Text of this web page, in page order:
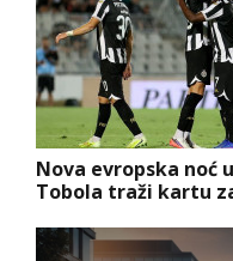
Nova evropska noć
Tobola traži kartu